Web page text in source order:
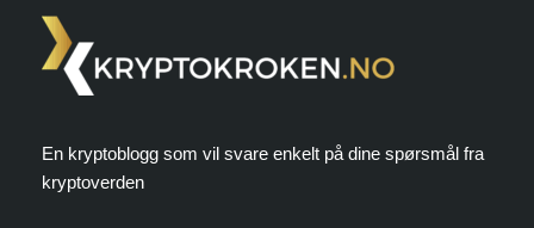
En kryptoblogg som vil svare enkelt på dine spørsmål fra
kryptoverden